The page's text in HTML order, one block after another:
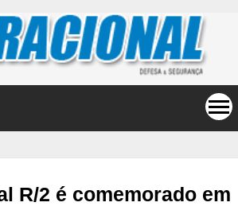
R/2 é comemorado em